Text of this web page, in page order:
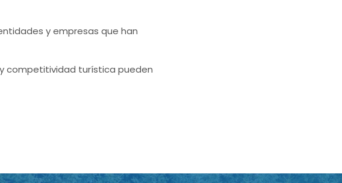
y empresas que han
competitividad turística pueden